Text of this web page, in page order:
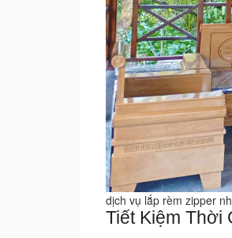
dịch vụ lắp rèm zipper
Tiết Kiệm Thời